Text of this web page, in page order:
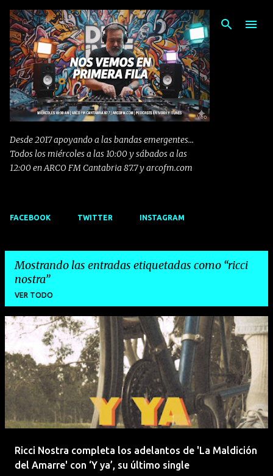
Ir al contenido principal
Desde 2017 apoyando a las bandas emergentes...
Todos los miércoles a las 10:00 y sábados a las
12:00 en ARCO FM Cantabria 87.7 y arcofm.com
FACEBOOK TWITTER INSTAGRAM
Mostrando las entradas etiquetadas como ricci
nostra
VER TODO
E
n
t
r
d
Ricci Nostra completa los adelantos de 'La Maldición
del Amarre' con ‘Y ya’, su último single